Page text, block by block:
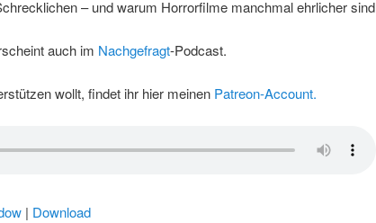
– und warum Horrorfilme manchmal ehrlicher sind
auch im Nachgefragt-Podcast.
wollt, findet ihr hier meinen Patreon-Account.
| Download